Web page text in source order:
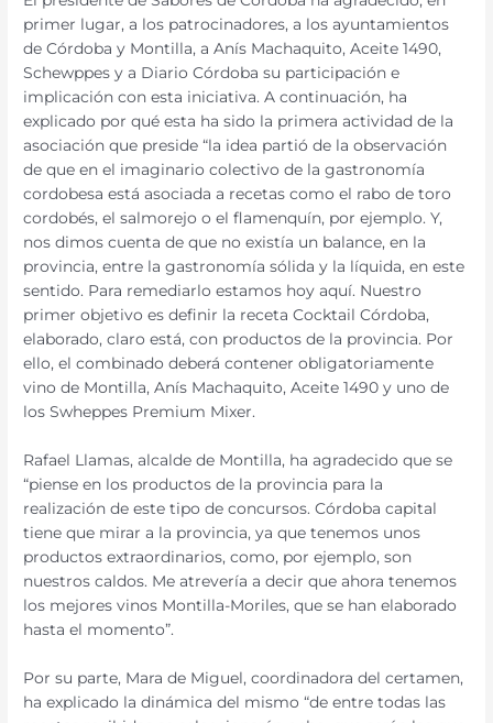
primer lugar, a los patrocinadores, a los ayuntamientos
de Córdoba y Montilla, a Anís Machaquito, Aceite 1490,
Schewppes y a Diario Córdoba su participación e
implicación con esta iniciativa. A continuación, ha
explicado por qué esta ha sido la primera actividad de la
asociación que preside “la idea partió de la observación
de que en el imaginario colectivo de la gastronomía
cordobesa está asociada a recetas como el rabo de toro
cordobés, el salmorejo o el flamenquín, por ejemplo. Y,
nos dimos cuenta de que no existía un balance, en la
provincia, entre la gastronomía sólida y la líquida, en este
sentido. Para remediarlo estamos hoy aquí. Nuestro
primer objetivo es definir la receta Cocktail Córdoba,
elaborado, claro está, con productos de la provincia. Por
ello, el combinado deberá contener obligatoriamente
vino de Montilla, Anís Machaquito, Aceite 1490 y uno de
los Swheppes Premium Mixer.
Rafael Llamas, alcalde de Montilla, ha agradecido que se
“piense en los productos de la provincia para la
realización de este tipo de concursos. Córdoba capital
tiene que mirar a la provincia, ya que tenemos unos
productos extraordinarios, como, por ejemplo, son
nuestros caldos. Me atrevería a decir que ahora tenemos
los mejores vinos Montilla-Moriles, que se han elaborado
hasta el momento”.
Por su parte, Mara de Miguel, coordinadora del certamen,
ha explicado la dinámica del mismo “de entre todas las